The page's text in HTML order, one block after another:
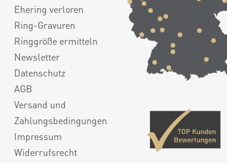
Ehering verloren
Ring-Gravuren
Ringgröße ermitteln
Newsletter
Datenschutz
AGB
Versand und
Zahlungsbedingungen
Impressum
Widerrufsrecht